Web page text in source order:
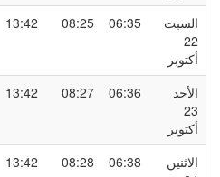
06:35
08:25
13:42
06:36
08:27
13:42
06:38
08:28
13:42